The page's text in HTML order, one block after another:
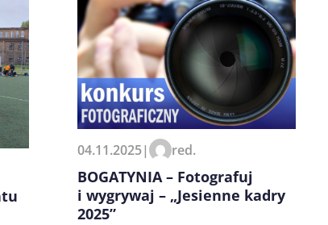
04.11.2025| red.
BOGATYNIA – Fotografuj
i wygrywaj – „Jesienne kadry
2025”